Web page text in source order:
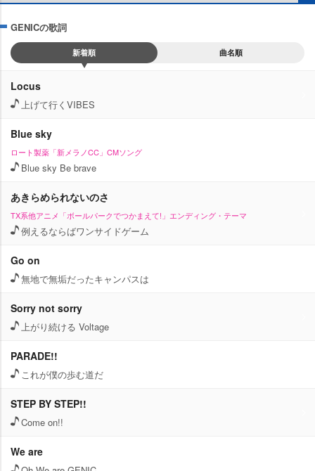
t
GENICの歌詞
新着順 曲名順
Locus
上げて行くVIBES
Blue sky
ロート製薬「新メラノCC」CMソング
Blue sky Be brave
あきらめられないのさ
TX系他アニメ「ボールパークでつかまえて!」エンディング・テーマ
例えるならばワンサイドゲーム
Go on
無地で無垢だったキャンパスは
Sorry not sorry
上がり続ける Voltage
PARADE!!
これが僕の歩む道だ
STEP BY STEP!!
Come on!!
We are